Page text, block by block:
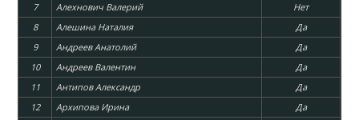
7
Алехнович Валерий
Нет
8
Алешина Наталия
Да
9
Андреев Анатолий
Да
10
Андреев Валентин
Да
11
Антипов Александр
Да
12
Архипова Ирина
Да